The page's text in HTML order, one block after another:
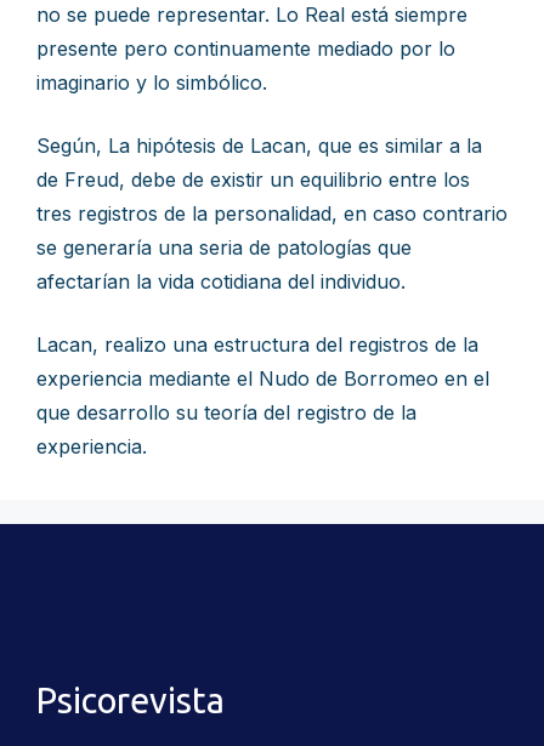
no se puede representar. Lo Real está siempre
presente pero continuamente mediado por lo
imaginario y lo simbólico.
Según, La hipótesis de Lacan, que es similar a la
de Freud, debe de existir un equilibrio entre los
tres registros de la personalidad, en caso contrario
se generaría una seria de patologías que
afectarían la vida cotidiana del individuo.
Lacan, realizo una estructura del registros de la
experiencia mediante el Nudo de Borromeo en el
que desarrollo su teoría del registro de la
experiencia.
Psicorevista